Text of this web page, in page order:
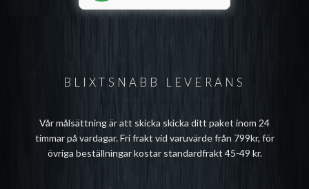
BLIXTSNABB LEVERANS
Vår målsättning är att skicka skicka ditt paket inom 24
timmar på vardagar. Fri frakt vid varuvärde från 799kr, för
övriga beställningar kostar standardfrakt 45-49 kr.